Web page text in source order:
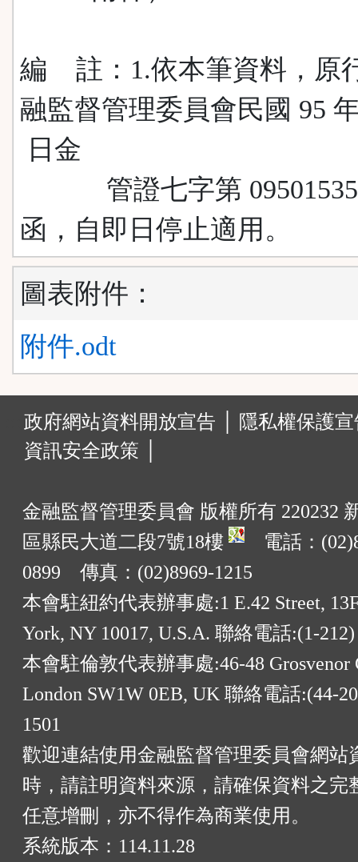
編 註：1.依本筆資料，原
融監督管理委員會民國 95
日金
管證七字第
函，自即日停止適用。
圖表附件：
附件.odt
政府網站資料開放宣告 │
隱私權保護
資訊安全政策 │
金融監督管理委員會 版權所有 220232
區縣民大道二段7號18樓
電話：
0899 傳真：(02)8969-1215
本會駐紐約代表辦事處:1 E.42 Street,
York, NY 10017, U.S.A. 聯絡電話:(1-212)
本會駐倫敦代表辦事處:46-48 Grosvenor
London SW1W 0EB, UK 聯絡電話:(44-
1501
歡迎連結使用金融監督管理委員會網站
時，請註明資料來源，請確保資料之完
任意增刪，亦不得作為商業使用。
系統版本： 114.11.28